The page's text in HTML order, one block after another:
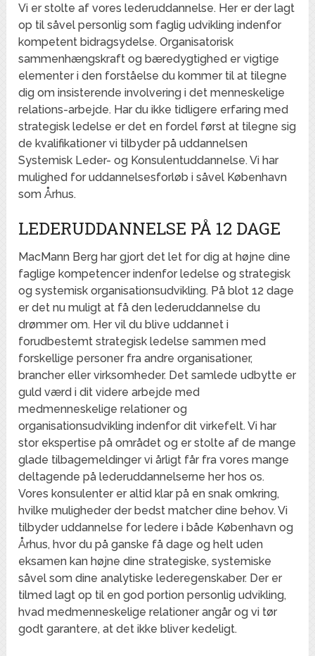
Vi er stolte af vores lederuddannelse. Her er der lagt
op til såvel personlig som faglig udvikling indenfor
kompetent bidragsydelse. Organisatorisk
sammenhængskraft og bæredygtighed er vigtige
elementer i den forståelse du kommer til at tilegne
dig om insisterende involvering i det menneskelige
relations-arbejde. Har du ikke tidligere erfaring med
strategisk ledelse er det en fordel først at tilegne sig
de kvalifikationer vi tilbyder på uddannelsen
Systemisk Leder- og Konsulentuddannelse. Vi har
mulighed for uddannelsesforløb i såvel København
som Århus.
LEDERUDDANNELSE PÅ 12 DAGE
MacMann Berg har gjort det let for dig at højne dine
faglige kompetencer indenfor ledelse og strategisk
og systemisk organisationsudvikling. På blot 12 dage
er det nu muligt at få den lederuddannelse du
drømmer om. Her vil du blive uddannet i
forudbestemt strategisk ledelse sammen med
forskellige personer fra andre organisationer,
brancher eller virksomheder. Det samlede udbytte er
guld værd i dit videre arbejde med
medmenneskelige relationer og
organisationsudvikling indenfor dit virkefelt. Vi har
stor ekspertise på området og er stolte af de mange
glade tilbagemeldinger vi årligt får fra vores mange
deltagende på lederuddannelserne her hos os.
Vores konsulenter er altid klar på en snak omkring,
hvilke muligheder der bedst matcher dine behov. Vi
tilbyder uddannelse for ledere i både København og
Århus, hvor du på ganske få dage og helt uden
eksamen kan højne dine strategiske, systemiske
såvel som dine analytiske lederegenskaber. Der er
tilmed lagt op til en god portion personlig udvikling,
hvad medmenneskelige relationer angår og vi tør
godt garantere, at det ikke bliver kedeligt.